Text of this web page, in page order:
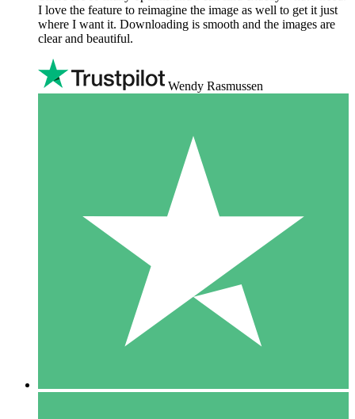
I love the feature to reimagine the image as well to get it just
where I want it. Downloading is smooth and the images are
clear and beautiful.
Wendy Rasmussen